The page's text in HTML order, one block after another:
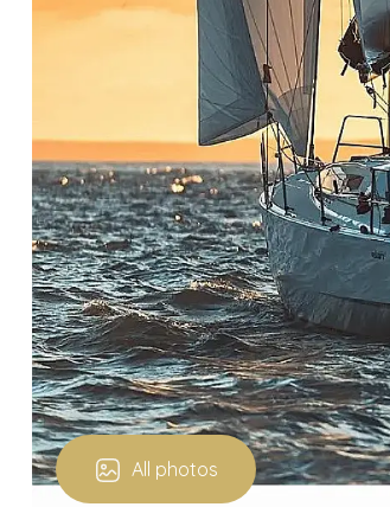
All photos